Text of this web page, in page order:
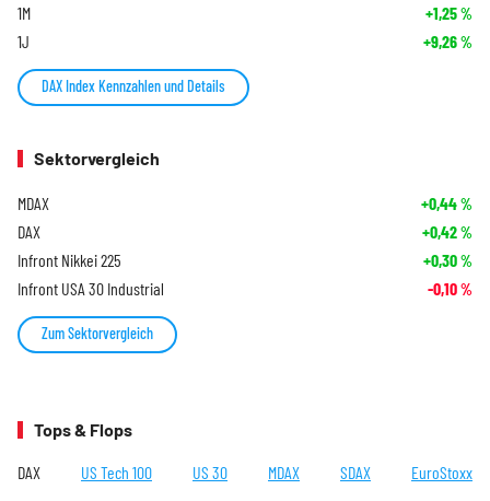
1M +1,25%
1J +9,26%
DAX Index Kennzahlen und Details
Sektorvergleich
MDAX +0,44%
DAX +0,42%
Infront Nikkei 225 +0,30%
Infront USA 30 Industrial -0,10%
Zum Sektorvergleich
Tops & Flops
DAX US Tech 100 US 30 MDAX SDAX EuroStoxx